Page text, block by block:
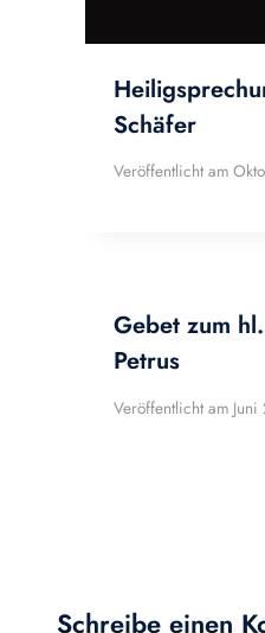
Schäfer
Veröffentlicht am
Gebet zum
Petrus
Veröffentlicht am
Schreibe einen